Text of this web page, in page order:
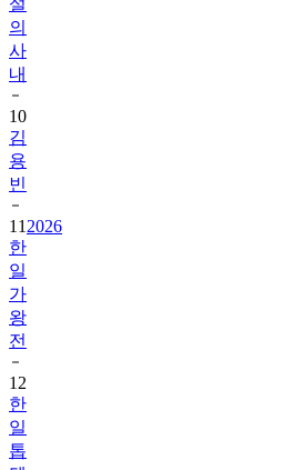
사
내
10
김
용
빈
11
한
일
가
왕
전
12
한
일
톱
텐
쇼